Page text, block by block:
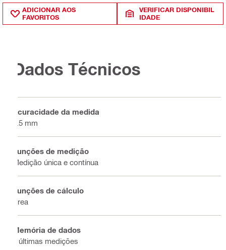
ADICIONAR AOS
FAVORITOS
VERIFICAR DISPONIBIL
IDADE
Dados Técnicos
Acuracidade da medida
1.5 mm
Funções de medição
Medição única e contínua
Funções de cálculo
Área
Memória de dados
2 últimas medições